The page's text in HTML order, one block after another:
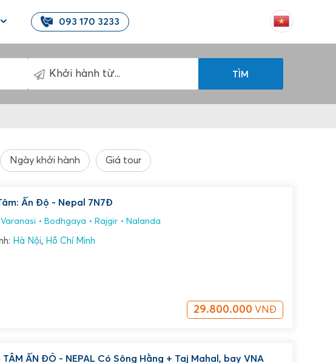
093 170 3233
TÌM
Ngày khởi hành Giá tour
Ấn Độ - Nepal 7N7Đ
Varanasi Bodhgaya Rajgir Nalanda
Hà Nội, Hồ Chí Minh
29.800.000 VNĐ
ẤN ĐỘ - NEPAL Có Sông Hằng + Taj Mahal, bay VNA